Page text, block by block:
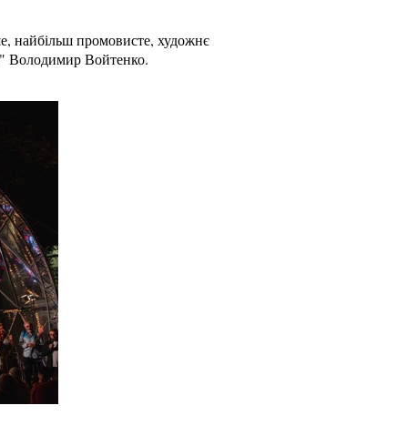
найбільш промовисте, художнє
Володимир Войтенко.